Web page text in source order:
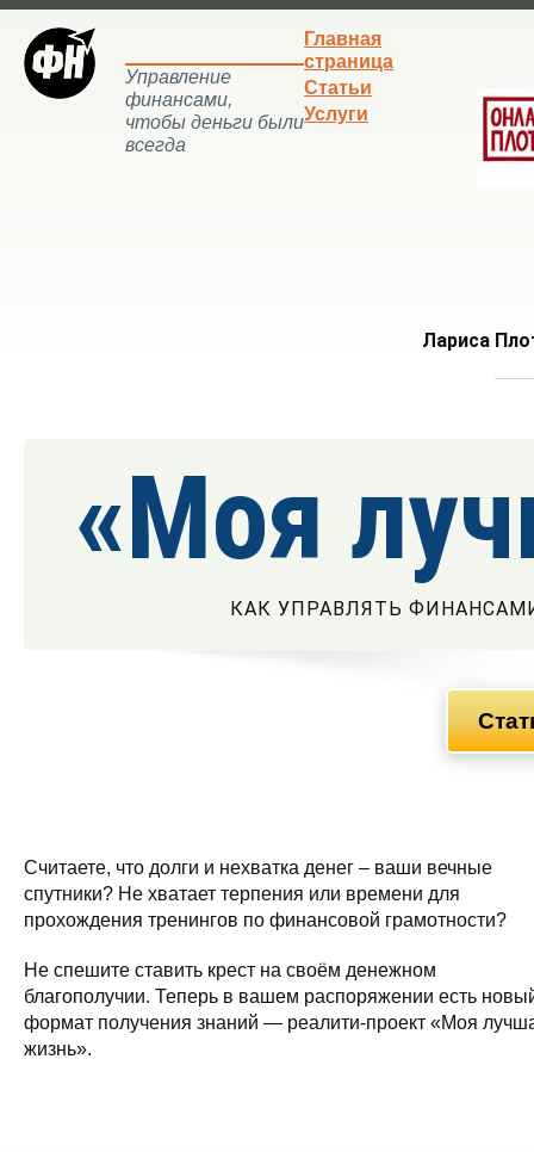
Управление
финансами,
чтобы деньги были
всегда
Главная
страница
Статьи
Услуги
Лариса
«Моя
КАК УПРАВЛЯТЬ
Считаете, что долги и нехватка денег – ваши вечные
спутники? Не хватает терпения или времени для
прохождения тренингов по финансовой грамотности?
Не спешите ставить крест на своём денежном
благополучии. Теперь в вашем распоряжении есть
формат получения знаний — реалити-проект «Моя
жизнь».